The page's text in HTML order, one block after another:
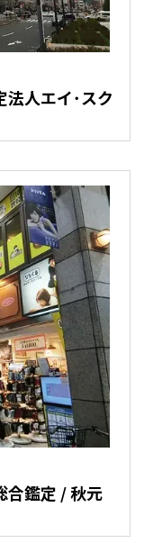
法人エイ･スク
合鑑定 / 秋元